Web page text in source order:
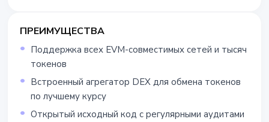
ПРЕИМУЩЕСТВА
Поддержка всех EVM-совместимых сетей и тысяч
токенов
Встроенный агрегатор DEX для обмена токенов
по лучшему курсу
Открытый исходный код с регулярными аудитами